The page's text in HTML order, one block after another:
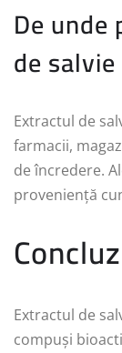
De
de
Extractul de
farmacii,
de încredere.
proveniență
Extractul de
compuși